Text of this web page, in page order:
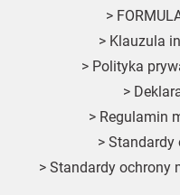
>
> Klauzula
> Polityka
>
> Regulamin
>Standardy
> Standardy ochrony